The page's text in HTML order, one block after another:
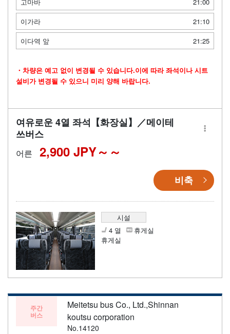
이가라
21:10
이다역 앞
21:25
・차량은 예고 없이 변경될 수 있습니다.이에 따라 좌석이나 시트
설비가 변경될 수 있으니 미리 양해 바랍니다.
여유로운 4열 좌석【화장실】／메이테
쓰버스
어른 2,900 JPY～
비축
시설
4 열
휴게실
휴게실
주간
버스
Meitetsu bus Co., Ltd.,Shinnan
koutsu corporation
No.14120